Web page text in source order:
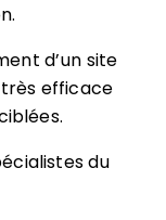
d’un site
efficace
du